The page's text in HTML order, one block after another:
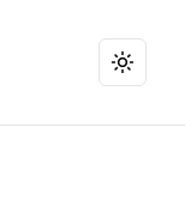
Toggle